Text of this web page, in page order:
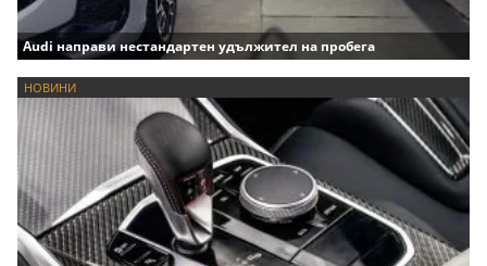
Audi направи нестандартен удължител на пробега
НОВИНИ